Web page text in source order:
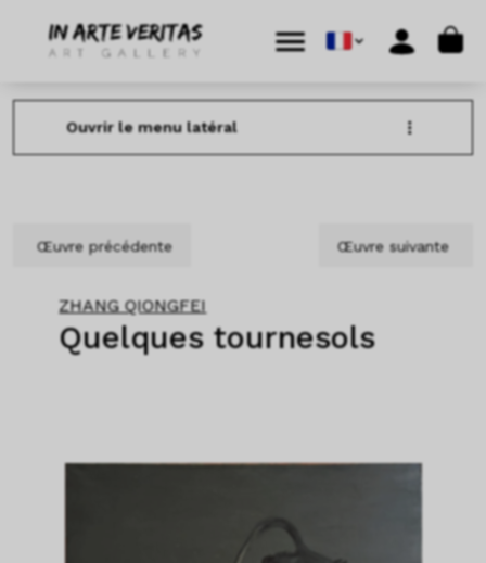
Cart
Œuvre précédente Œuvre suivante
ZHANG QIONGFEI
Quelques tournesols
Ouvrir le menu latéral